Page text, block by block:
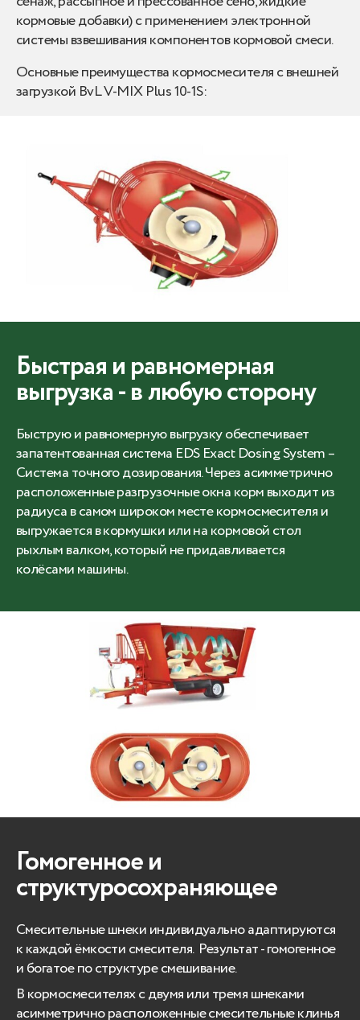
кормовые добавки) с применением электронной
системы взвешивания компонентов кормовой смеси.
Основные преимущества кормосмесителя с внешней
загрузкой BvL V-MIX Plus 10-1S:
Быстрая и равномерная
выгрузка - в любую сторону
Быструю и равномерную выгрузку обеспечивает
запатентованная система EDS Exact Dosing System –
Система точного дозирования. Через асимметрично
расположенные разгрузочные окна корм выходит из
радиуса в самом широком месте кормосмесителя и
выгружается в кормушки или на кормовой стол
рыхлым валком, который не придавливается
колёсами машины.
Гомогенное и
структуросохраняющее
Смесительные шнеки индивидуально адаптируются
к каждой ёмкости смесителя. Результат - гомогенное
и богатое по структуре смешивание.
В кормосмесителях с двумя или тремя шнеками
асимметрично расположенные смесительные клинья